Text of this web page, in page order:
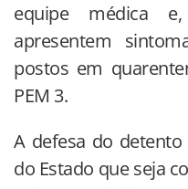
equipe médica
apresentem
postos em
PEM 3.
A defesa do
do Estado que seja